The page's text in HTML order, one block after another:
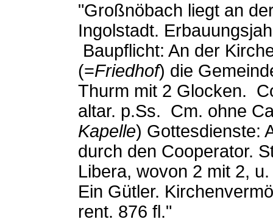
"Großnöbach liegt an
Ingolstadt.
Baupflicht: An der
(=Friedhof) die
Thurm mit 2 Glocken.
altar. p.Ss. Cm. ohne
Kapelle) Gottesdienste:
durch den Cooperator.
Libera, wovon 2 mit 2,
Ein Gütler.
rent. 876 fl."